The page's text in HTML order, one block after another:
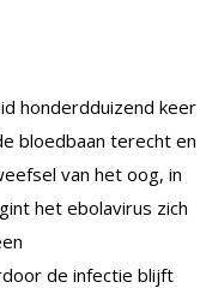
honderdduizend keer
bloedbaan terecht en
van het oog, in
het ebolavirus zich
de infectie blijft